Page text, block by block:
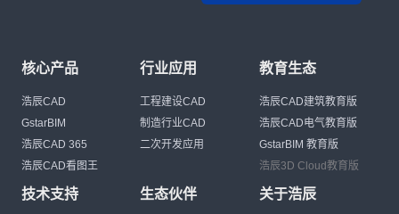
核心产品
浩辰CAD
GstarBIM
浩辰CAD 365
浩辰CAD看图王
行业应用
工程建设CAD
制造行业CAD
二次开发应用
教育生态
浩辰CAD建筑教育版
浩辰CAD电气教育版
GstarBIM 教育版
浩辰3D Cloud教育版
技术支持 生态伙伴 关于浩辰